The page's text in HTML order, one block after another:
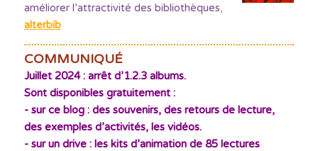
améliorer l’attractivité des bibliothèques,
alterbib
COMMUNIQUÉ
Juillet 2024 : arrêt d’1.2.3 albums.
Sont disponibles gratuitement :
- sur ce blog : des souvenirs, des retours de lecture,
des exemples d’activités, les vidéos.
- sur un drive : les kits d’animation de 85 lectures